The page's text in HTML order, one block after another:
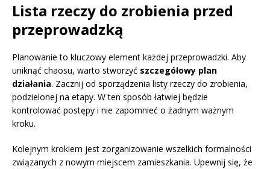
Lista rzeczy do zrobienia przed
przeprowadzką
Planowanie to kluczowy element każdej przeprowadzki. Aby
uniknąć chaosu, warto stworzyć szczegółowy plan
działania. Zacznij od sporządzenia listy rzeczy do zrobienia,
podzielonej na etapy. W ten sposób łatwiej będzie
kontrolować postępy i nie zapomnieć o żadnym ważnym
kroku.
Kolejnym krokiem jest zorganizowanie wszelkich formalności
związanych z nowym miejscem zamieszkania. Upewnij się, że